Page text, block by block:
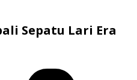
Sepatu Lari Era